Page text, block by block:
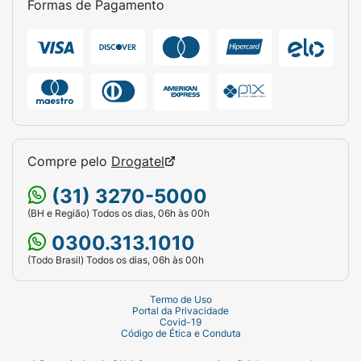
(sem usar condicionador) e seque-os
Coloque luvas para evitar manchar as
Raposinha uniformemente por todo o
cabelo ou apenas nas áreas que deseja
colorir/retocar.
Deixe o produto agir de
minutos.
água até remover todo o excesso. Não é
necessário o uso de shampoo após a
Formas de Pagamento
Compre pelo Drogatel
(31) 3270-5000
(BH e Região) Todos os dias, 06h às 00h
0300.313.1010
(Todo Brasil) Todos os dias, 06h às 00h
Termo de Uso
Portal da Privacidade
Covid-19
Código de Ética e Conduta